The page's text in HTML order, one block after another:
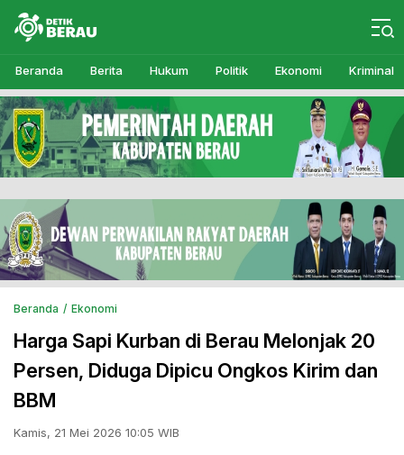
Detikberau.com
Media Diskusi Rakyat
Beranda Berita Hukum Politik Ekonomi Kriminal
Beranda Ekonomi
Harga Sapi Kurban di Berau Melonjak 20
Persen, Diduga Dipicu Ongkos Kirim dan
BBM
Kamis, 21 Mei 2026 10:05 WIB